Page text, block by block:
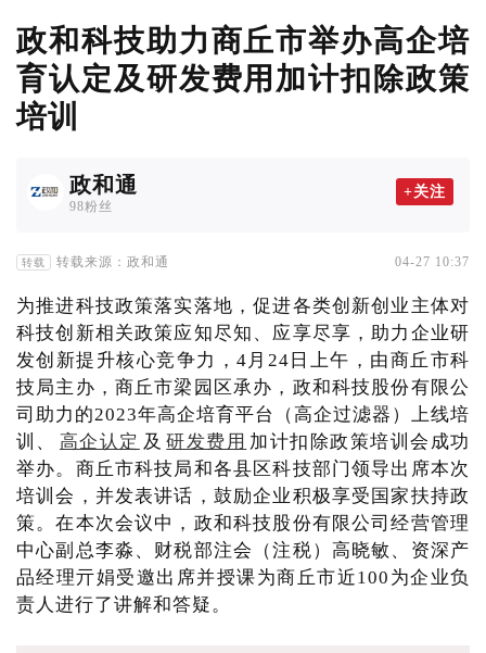
政和科技助力商丘市举办高企培
育认定及研发费用加计扣除政策
培训
政和通
98粉丝
+关注
转载 转载来源：政和通 04-27 10:37
为推进科技政策落实落地，促进各类创新创业主体对
科技创新相关政策应知尽知、应享尽享，助力企业研
发创新提升核心竞争力，4月24日上午，由商丘市科
技局主办，商丘市梁园区承办，政和科技股份有限公
司助力的2023年高企培育平台（高企过滤器）上线培
训、
高企认定 及 研发费用 加计扣除政策培训会成功
举办。商丘市科技局和各县区科技部门领导出席本次
培训会，并发表讲话，鼓励企业积极享受国家扶持政
策。在本次会议中，政和科技股份有限公司经营管理
中心副总李淼、财税部注会（注税）高晓敏、资深产
品经理亓娟受邀出席并授课为商丘市近100为企业负
责人进行了讲解和答疑。